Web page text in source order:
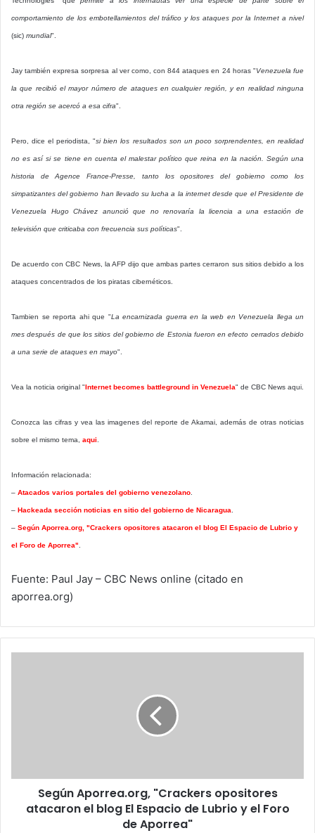
comportamiento de los embotellamientos del tráfico y los ataques por la Internet a nivel
(sic) mundial".
Jay también expresa sorpresa al ver como, con 844 ataques en 24 horas "Venezuela fue
la que recibió el mayor número de ataques en cualquier región, y en realidad ninguna
otra región se acercó a esa cifra".
Pero, dice el periodista, "si bien los resultados son un poco sorprendentes, en realidad
no es así si se tiene en cuenta el malestar político que reina en la nación. Según una
historia de Agence France-Presse, tanto los opositores del gobierno como los
simpatizantes del gobierno han llevado su lucha a la internet desde que el Presidente de
Venezuela Hugo Chávez anunció que no renovaría la licencia a una estación de
televisión que criticaba con frecuencia sus políticas".
De acuerdo con CBC News, la AFP dijo que ambas partes cerraron sus sitios debido a los
ataques concentrados de los piratas cibernéticos.
Tambien se reporta ahi que "La encarnizada guerra en la web en Venezuela llega un
mes después de que los sitios del gobierno de Estonia fueron en efecto cerrados debido
a una serie de ataques en mayo".
Vea la noticia original "Internet becomes battleground in Venezuela" de CBC News aqui.
Conozca las cifras y vea las imagenes del reporte de Akamai, además de otras noticias
sobre el mismo tema, aqui
Información relacionada:
– Atacados varios portales del gobierno venezolano
– Hackeada sección noticias en sitio del gobierno de Nicaragua
– Según Aporrea.org, "Crackers opositores atacaron el blog El Espacio de Lubrio y
el Foro de Aporrea"
Fuente: Paul Jay – CBC News online (citado en
aporrea.org)
Espacio
Lubrio
Según Aporrea.org, "Crackers opositores
atacaron el blog El Espacio de Lubrio y el Foro
de Aporrea"